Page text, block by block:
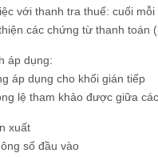
với thanh tra thuế: cuối
các chứng từ thanh toán
áp dụng:
áp dụng cho khối gián tiếp
lệ tham khảo được giữa
xuất
số đầu vào